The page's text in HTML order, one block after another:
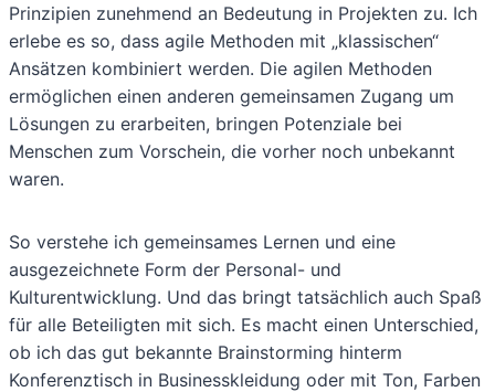
Prinzipien zunehmend an Bedeutung in Projekten zu. Ich
erlebe es so, dass agile Methoden mit „klassischen“
Ansätzen kombiniert werden. Die agilen Methoden
ermöglichen einen anderen gemeinsamen Zugang um
Lösungen zu erarbeiten, bringen Potenziale bei
Menschen zum Vorschein, die vorher noch unbekannt
waren.
So verstehe ich gemeinsames Lernen und eine
ausgezeichnete Form der Personal- und
Kulturentwicklung. Und das bringt tatsächlich auch Spaß
für alle Beteiligten mit sich. Es macht einen Unterschied,
ob ich das gut bekannte Brainstorming hinterm
Konferenztisch in Businesskleidung oder mit Ton, Farben